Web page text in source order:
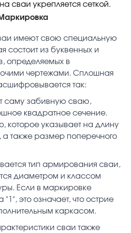
сваи укрепляется сеткой.
имеют свою специальную
состоит из буквенных и
определяемых в
чертежами. Сплошная
так:
саму забивную сваю,
квадратное сечение.
которое указывает на длину
а также размер поперечного
тип армирования сваи,
диаметром и классом
Если в маркировке
"1", это означает, что острие
каркасом.
сваи также